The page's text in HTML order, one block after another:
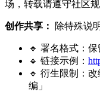
场，转载请遵守社区规
创作共享： 除特殊说
🔹 署名格式：
🔹 链接示例：
🔹 衍生限制：
编」